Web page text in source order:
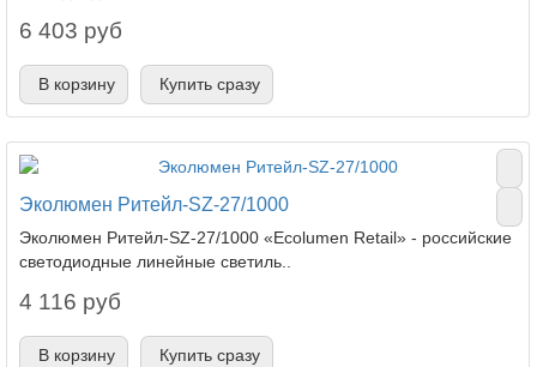
6 403 руб
В корзину Купить сразу
Эколюмен Ритейл-SZ-27/1000
Эколюмен Ритейл-SZ-27/1000 «Ecolumen Retail» - российские
светодиодные линейные светиль..
4 116 руб
В корзину Купить сразу